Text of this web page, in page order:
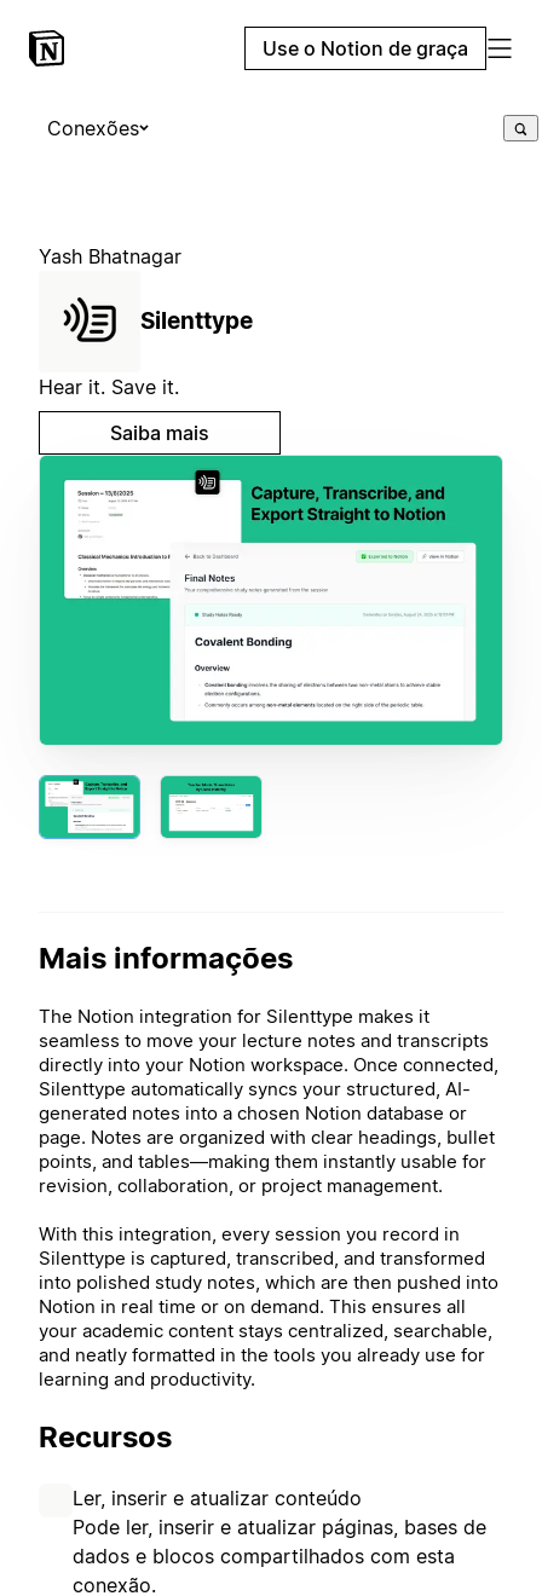
Use o Notion de graça
Conexões
Yash Bhatnagar
Silenttype
Hear it. Save it.
Saiba mais
Mais informações
The Notion integration for Silenttype makes it
seamless to move your lecture notes and transcripts
directly into your Notion workspace. Once connected,
Silenttype automatically syncs your structured, AI-
generated notes into a chosen Notion database or
page. Notes are organized with clear headings, bullet
points, and tables—making them instantly usable for
revision, collaboration, or project management.
With this integration, every session you record in
Silenttype is captured, transcribed, and transformed
into polished study notes, which are then pushed into
Notion in real time or on demand. This ensures all
your academic content stays centralized, searchable,
and neatly formatted in the tools you already use for
learning and productivity.
Recursos
Ler, inserir e atualizar conteúdo
Pode ler, inserir e atualizar páginas, bases de
dados e blocos compartilhados com esta
conexão.